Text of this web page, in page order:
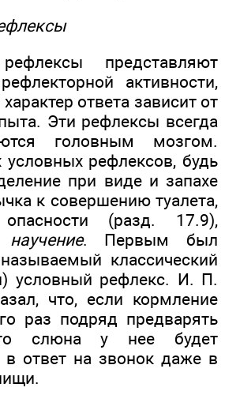
представляют
активности,
ответа зависит от
Эти рефлексы всегда
головным мозгом.
условных рефлексов, будь
при виде и запахе
к совершению туалета,
опасности (разд. 17.9),
научение. Первым был
классический
условный рефлекс. И. П.
что, если кормление
раз подряд предварять
слюна у нее будет
в ответ на звонок даже в